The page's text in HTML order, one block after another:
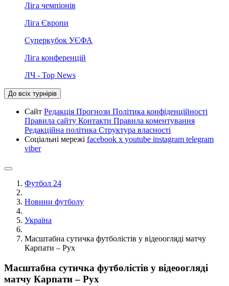
Ліга чемпіонів
Ліга Європи
Суперкубок УЄФА
Ліга конференцій
ЛЧ - Top News
До всіх турнірів
Сайт Редакція Прогнози Політика конфіденційності
Правила сайту Контакти Правила коментування
Редакційна політика Структура власності
Соціальні мережі facebook x youtube instagram telegram
viber
Футбол 24
Новини футболу
Україна
Масштабна сутичка футболістів у відеоогляді матчу
Карпати – Рух
Масштабна сутичка футболістів у відеоогляді
матчу Карпати – Рух